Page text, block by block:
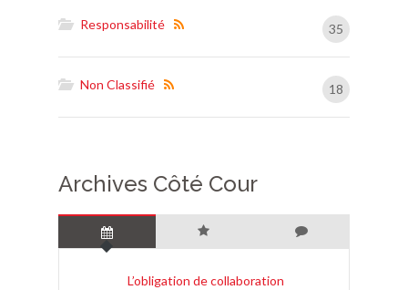
Responsabilité 35
Non Classifié 18
Archives Côté Cour
L’obligation de collaboration